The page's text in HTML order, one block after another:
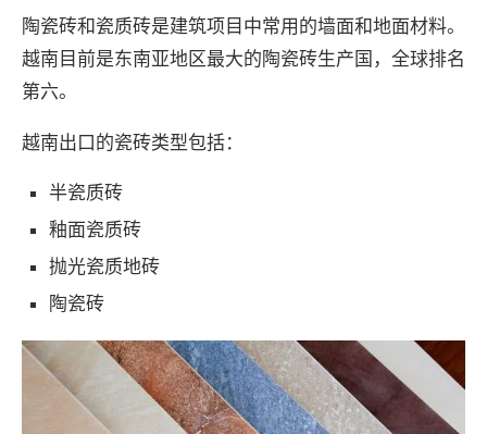
陶瓷砖和瓷质砖是建筑项目中常用的墙面和地面材料。
越南目前是东南亚地区最大的陶瓷砖生产国，全球排名
第六。
越南出口的瓷砖类型包括：
半瓷质砖
釉面瓷质砖
抛光瓷质地砖
陶瓷砖